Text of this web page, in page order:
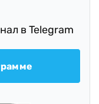
в Telegram